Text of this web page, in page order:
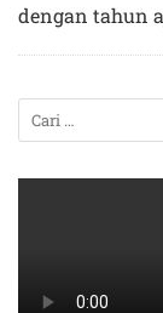
dengan tahun